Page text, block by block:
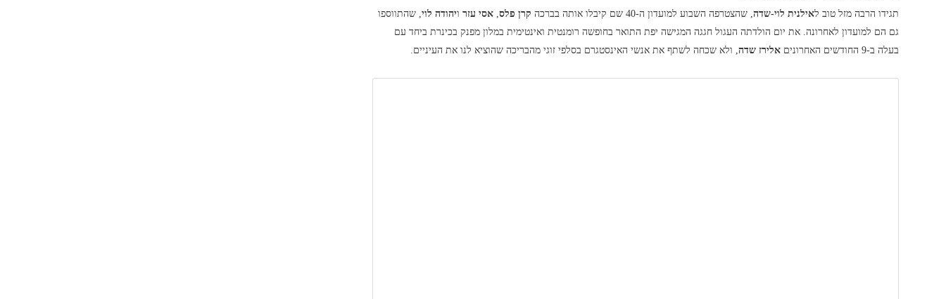
תגידו הרבה מזל טוב לאילנית לוי-שדה, שהצטרפה השבוע למועדון ה-40 שם קיבלו אותה בברכה קרן פלס,אסי עזר ויהודה לוי, שהתווספו
גם הם למועדון לאחרונה. את יום הולדתה העגול חגגה המגישה יפת התואר בחופשה רומנטית ואינטימית במלון מפנק בכינרת ביחד עם
בעלה ב-9 החודשים האחרונים
אלירז שדה, ולא שכחה לשתף את אנשי האינסטגרם בסלפי זוגי מהבריכה שהוציא לנו את העיניים.